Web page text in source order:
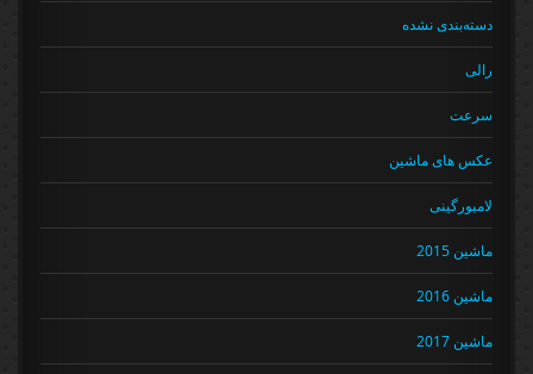
دسته‌بندی نشده
رالی
سرعت
عکس های ماشین
لامبورگینی
ماشین 2015
ماشین 2016
ماشین 2017